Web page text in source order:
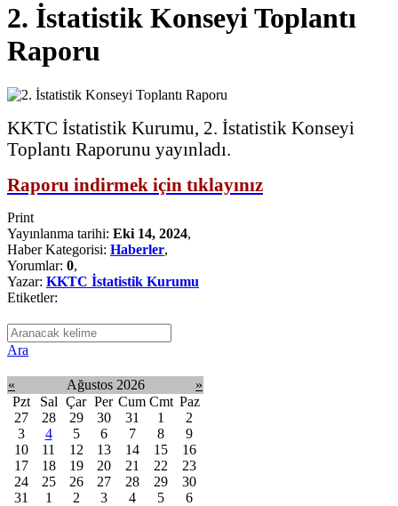
2. İstatistik Konseyi Toplantı
Raporu
KKTC İstatistik Kurumu, 2. İstatistik Konseyi
Toplantı Raporunu yayınladı.
Raporu indirmek için tıklayınız
Print
Yayınlanma tarihi: Eki 14, 2024,
Haber Kategorisi: Haberler,
Yorumlar: 0,
Yazar: KKTC İstatistik Kurumu
Etiketler:
Ara
« Ağustos 2026
»
Pzt
Sal Çar Per Cum Cmt Paz
27
28 29 30 31 1
2
3
4 5 6 7 8
9
10
11 12 13 14 15
16
17
18 19 20 21 22
23
24
25 26 27 28 29
30
31
1 2 3 4 5 6